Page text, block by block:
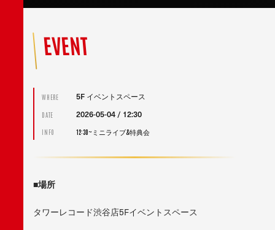
EVENT
WHERE 5F イベントスペース
DATE 2026-05-04 / 12:30
INFO 12:30~ミニライブ&特典会
■場所
タワーレコード渋谷店5Fイベントスペース